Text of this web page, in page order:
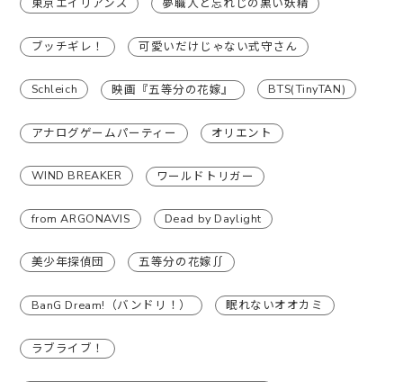
東京エイリアンズ 夢職人と忘れじの黒い妖精
ブッチギレ！ 可愛いだけじゃない式守さん
Schleich 映画『五等分の花嫁』 BTS(TinyTAN)
アナログゲームパーティー オリエント
WIND BREAKER ワールドトリガー
from ARGONAVIS Dead by Daylight
美少年探偵団 五等分の花嫁∬
BanG Dream!（バンドリ！） 眠れないオオカミ
ラブライブ！